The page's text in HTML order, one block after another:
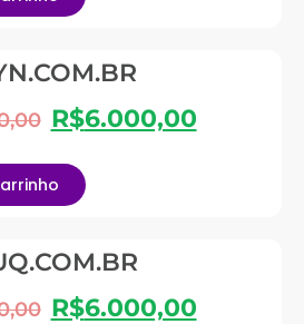
R$6.000,00
R$6.000,00